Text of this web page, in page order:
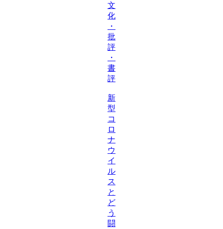
文
化
・
批
評
・
書
評
新
型
コ
ロ
ナ
ウ
イ
ル
ス
と
ど
う
闘